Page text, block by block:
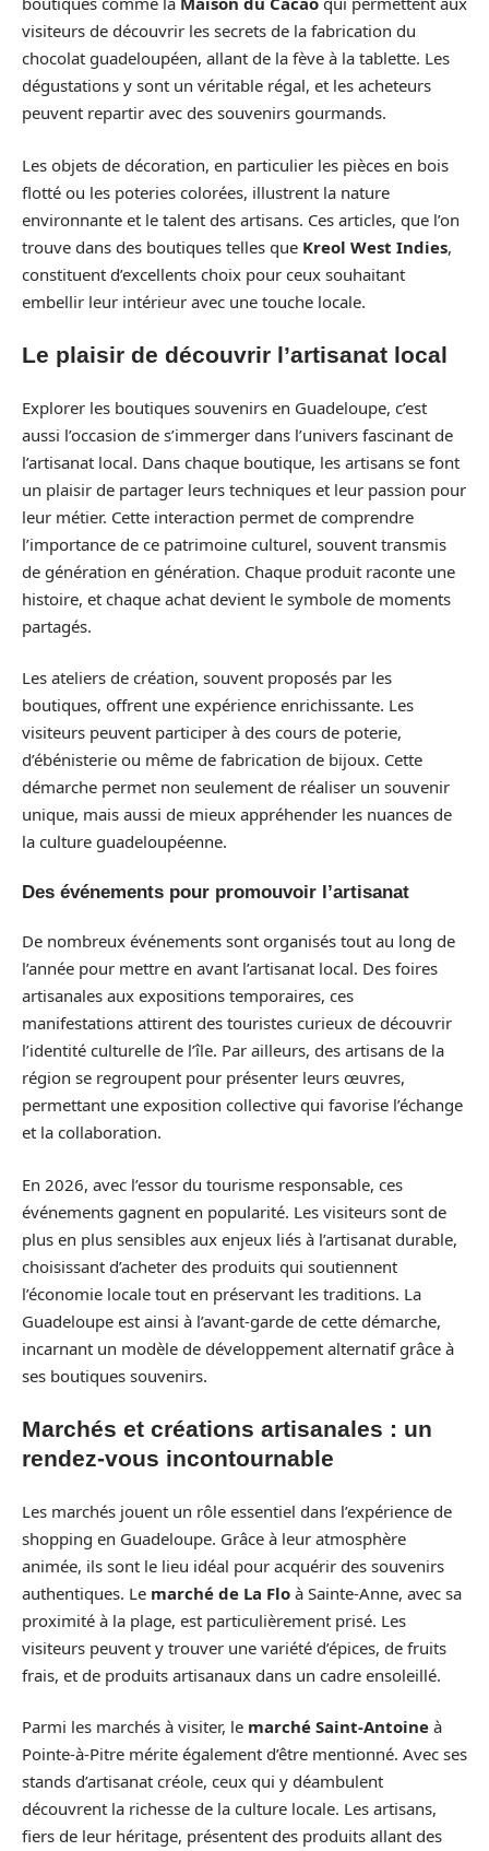
visiteurs de découvrir les secrets de la fabrication du
chocolat guadeloupéen, allant de la fève à la tablette. Les
dégustations y sont un véritable régal, et les acheteurs
peuvent repartir avec des souvenirs gourmands.
Les objets de décoration, en particulier les pièces en bois
flotté ou les poteries colorées, illustrent la nature
environnante et le talent des artisans. Ces articles, que l’on
trouve dans des boutiques telles que Kreol West Indies,
constituent d’excellents choix pour ceux souhaitant
embellir leur intérieur avec une touche locale.
Le plaisir de découvrir l’artisanat local
Explorer les boutiques souvenirs en Guadeloupe, c’est
aussi l’occasion de s’immerger dans l’univers fascinant de
l’artisanat local. Dans chaque boutique, les artisans se font
un plaisir de partager leurs techniques et leur passion pour
leur métier. Cette interaction permet de comprendre
l’importance de ce patrimoine culturel, souvent transmis
de génération en génération. Chaque produit raconte une
histoire, et chaque achat devient le symbole de moments
partagés.
Les ateliers de création, souvent proposés par les
boutiques, offrent une expérience enrichissante. Les
visiteurs peuvent participer à des cours de poterie,
d’ébénisterie ou même de fabrication de bijoux. Cette
démarche permet non seulement de réaliser un souvenir
unique, mais aussi de mieux appréhender les nuances de
la culture guadeloupéenne.
Des événements pour promouvoir l’artisanat
De nombreux événements sont organisés tout au long de
l’année pour mettre en avant l’artisanat local. Des foires
artisanales aux expositions temporaires, ces
manifestations attirent des touristes curieux de découvrir
l’identité culturelle de l’île. Par ailleurs, des artisans de la
région se regroupent pour présenter leurs œuvres,
permettant une exposition collective qui favorise l’échange
et la collaboration.
En 2026, avec l’essor du tourisme responsable, ces
événements gagnent en popularité. Les visiteurs sont de
plus en plus sensibles aux enjeux liés à l’artisanat durable,
choisissant d’acheter des produits qui soutiennent
l’économie locale tout en préservant les traditions. La
Guadeloupe est ainsi à l’avant-garde de cette démarche,
incarnant un modèle de développement alternatif grâce à
ses boutiques souvenirs.
Marchés et créations artisanales : un
rendez-vous incontournable
Les marchés jouent un rôle essentiel dans l’expérience de
shopping en Guadeloupe. Grâce à leur atmosphère
animée, ils sont le lieu idéal pour acquérir des souvenirs
authentiques. Le marché de La Flo à Sainte-Anne, avec sa
proximité à la plage, est particulièrement prisé. Les
visiteurs peuvent y trouver une variété d’épices, de fruits
frais, et de produits artisanaux dans un cadre ensoleillé.
Parmi les marchés à visiter, le marché Saint-Antoine à
Pointe-à-Pitre mérite également d’être mentionné. Avec ses
stands d’artisanat créole, ceux qui y déambulent
découvrent la richesse de la culture locale. Les artisans,
fiers de leur héritage, présentent des produits allant des